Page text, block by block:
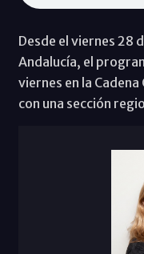
Desde el viernes 28
Andalucía, el
viernes en la Cadena
con una sección